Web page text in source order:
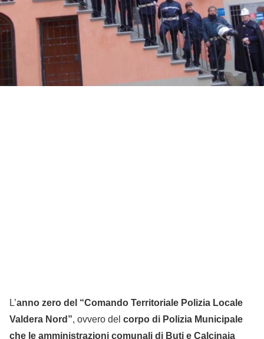
L’anno zero del “Comando Territoriale Polizia Locale
Valdera Nord”, ovvero del corpo di Polizia Municipale
che le amministrazioni comunali di Buti e Calcinaia